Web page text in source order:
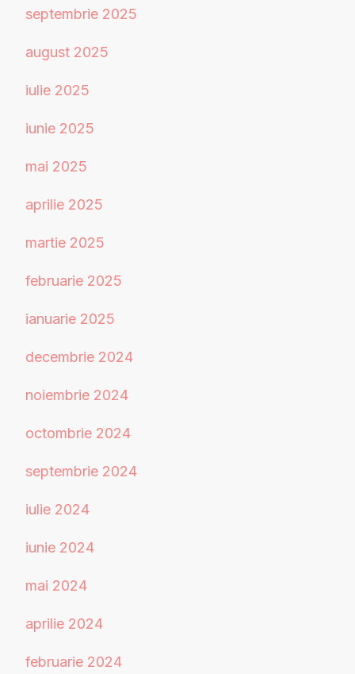
septembrie 2025
august 2025
iulie 2025
iunie 2025
mai 2025
aprilie 2025
martie 2025
februarie 2025
ianuarie 2025
decembrie 2024
noiembrie 2024
octombrie 2024
septembrie 2024
iulie 2024
iunie 2024
mai 2024
aprilie 2024
februarie 2024